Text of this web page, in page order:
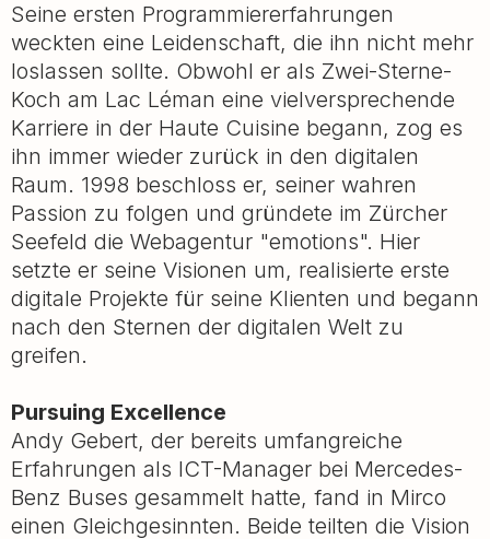
Seine ersten Programmiererfahrungen
weckten eine Leidenschaft, die ihn nicht mehr
loslassen sollte. Obwohl er als Zwei-Sterne-
Koch am Lac Léman eine vielversprechende
Karriere in der Haute Cuisine begann, zog es
ihn immer wieder zurück in den digitalen
Raum. 1998 beschloss er, seiner wahren
Passion zu folgen und gründete im Zürcher
Seefeld die Webagentur "emotions". Hier
setzte er seine Visionen um, realisierte erste
digitale Projekte für seine Klienten und begann
nach den Sternen der digitalen Welt zu
greifen.
Pursuing Excellence
Andy Gebert, der bereits umfangreiche
Erfahrungen als ICT-Manager bei Mercedes-
Benz Buses gesammelt hatte, fand in Mirco
einen Gleichgesinnten. Beide teilten die Vision